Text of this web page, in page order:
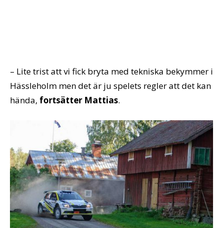
– Lite trist att vi fick bryta med tekniska bekymmer i
Hässleholm men det är ju spelets regler att det kan
hända, fortsätter Mattias.